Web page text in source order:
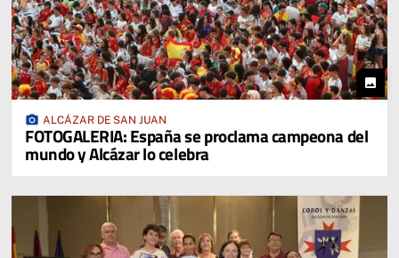
photo
photo_camera ALCÁZAR DE SAN JUAN
FOTOGALERIA: España se proclama campeona del
mundo y Alcázar lo celebra